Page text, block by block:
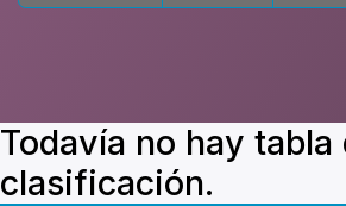
Todavía no hay tabla
clasificación.